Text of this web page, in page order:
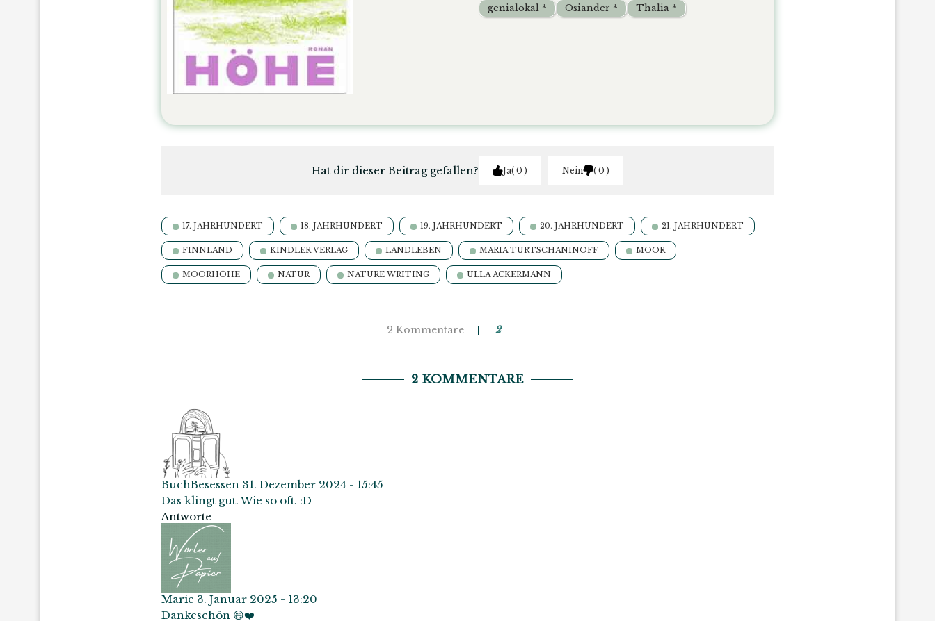
Thalia *
Osiander *
genialokal *
Hat dir dieser Beitrag gefallen? Ja 0 Nein 0
17. JAHRHUNDERT 18. JAHRHUNDERT 19. JAHRHUNDERT 20. JAHRHUNDERT 21. JAHRHUNDERT
FINNLAND KINDLER VERLAG LANDLEBEN MARIA TURTSCHANINOFF MOOR
MOORHÖHE NATUR NATURE WRITING ULLA ACKERMANN
2 Kommentare 2
2 KOMMENTARE
BuchBesessen 31. Dezember 2024 - 15:45
Das klingt gut. Wie so oft. :D
Antworte
Marie 3. Januar 2025 - 13:20
Dankeschön 😄❤️